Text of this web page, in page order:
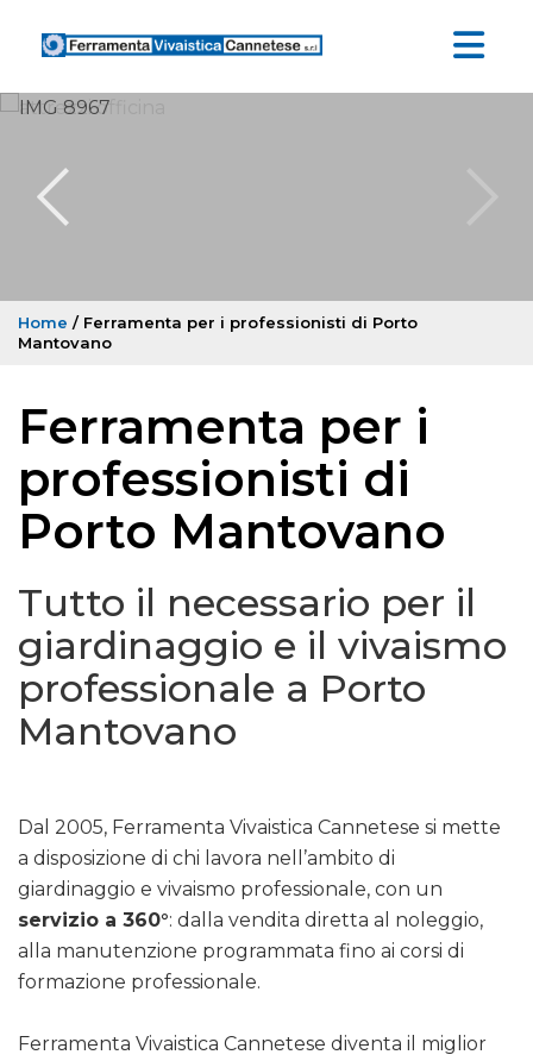
Home / Ferramenta per i professionisti di Porto
Mantovano
Ferramenta per i
professionisti di
Porto Mantovano
Tutto il necessario per il
giardinaggio e il vivaismo
professionale a Porto
Mantovano
Dal 2005, Ferramenta Vivaistica Cannetese si mette
a disposizione di chi lavora nell’ambito di
giardinaggio e vivaismo professionale, con un
servizio a 360°: dalla vendita diretta al noleggio,
alla manutenzione programmata fino ai corsi di
formazione professionale.
Ferramenta Vivaistica Cannetese diventa il miglior